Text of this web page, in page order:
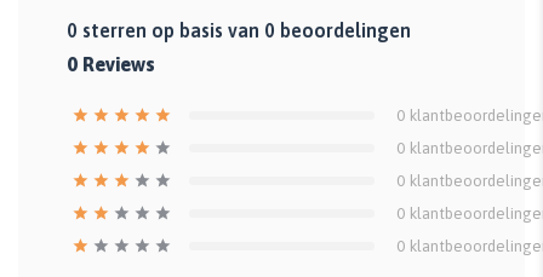
0 sterren op basis van 0 beoordelingen
0 Reviews
0
0
0
0
0